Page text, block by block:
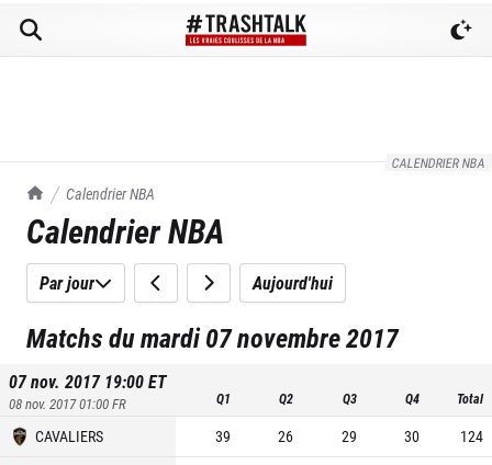
CALENDRIER NBA
TrashTalk Actu NBA
Calendrier NBA
Calendrier NBA
Par jour Aujourd'hui
Matchs du mardi 07 novembre 2017
07 nov. 2017 19:00ET
08 nov. 2017 01:00FR Q1 Q2 Q3 Q4 Total
CAVALIERS 39 26 29 30
124